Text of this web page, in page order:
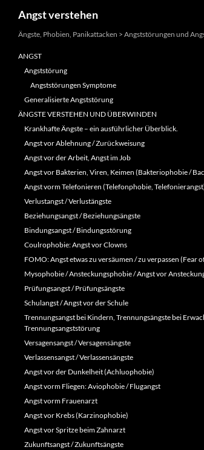
Angst verstehen
Ängste, Phobien, Panikattacken > Angststörungen und
ANGST
Angststörung
Angststörungen Symptome
Generalisierte Angststörung
ÄNGSTE VERSTEHEN UND ÜBERWINDEN
Krankhafte Ängste – ein ausführlicher Überblick.
Angst vor Ablehnung / Zurückweisung
Angst vor der Arbeit, Angst im Job
Angst vor Bakterien, Viren, Keimen (Bakteriophobie /
Angst vorm Telefonieren (Telefonphobie,
Verlustangst / Verlustängste
Beziehungsangst / Beziehungsängste
Bindungsangst / Bindungsstörung
Coulrophobie: Angst vor Clowns
FOMO: Angst etwas zu versäumen / zu verpassen (Fear
Mysophobie / Ansteckungsphobie / Angst vor
Prüfungsangst / Prüfungsängste
Schulangst / Angst vor der Schule
Trennungsangst bei Kindern, Trennungsängste bei
Trennungsangststörung
Versagensangst / Versagensängste
Verlassensangst / Verlassensängste
Angst vor der Dunkelheit (Achluophobie)
Angst vorm Fliegen: Aviophobie / Flugangst
Angst vorm Frauenarzt
Angst vor Krebs (Karzinophobie)
Angst vor Spritze beim Zahnarzt
Zukunftsangst / Zukunftsängste